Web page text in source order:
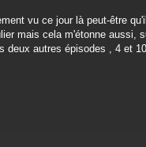
n'a pas fait partie de la
que tu l'ais VRAIMENT
vu ce jour là peut-être
mais cela m'étonne aussi,
deux autres épisodes , 4 et